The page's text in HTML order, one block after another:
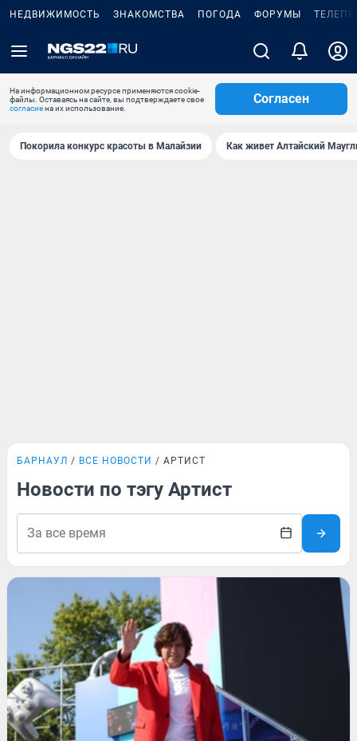
НЕДВИЖИМОСТЬ ЗНАКОМСТВА ПОГОДА ФОРУМЫ
На информационном ресурсе применяются cookie-
файлы. Оставаясь на сайте, вы подтверждаете свое
согласиена их использование.
Согласен
Покорила конкурс красоты в Малайзии Как живет Алтайский
БАРНАУЛ ВСЕ НОВОСТИ АРТИСТ
Новости по тэгу Артист